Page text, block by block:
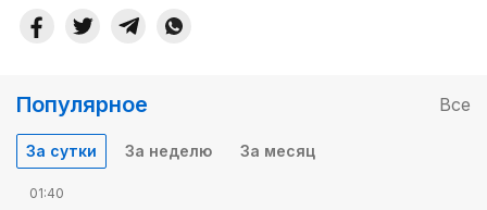
Популярное Все
За сутки За неделю За месяц
01:40